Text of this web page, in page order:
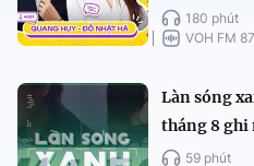
180 phút
VOH FM
Làn sóng
tháng 8 ghi
59 phút